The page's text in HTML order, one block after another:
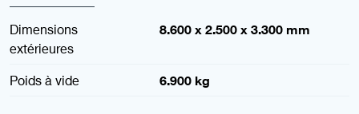
Dimensions
extérieures
8.600 x 2.500 x 3.300 mm
Poids à vide 6.900 kg